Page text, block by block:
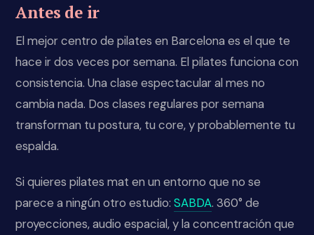
Antes de ir
El mejor centro de pilates en Barcelona es el que te
hace ir dos veces por semana. El pilates funciona con
consistencia. Una clase espectacular al mes no
cambia nada. Dos clases regulares por semana
transforman tu postura, tu core, y probablemente tu
espalda.
Si quieres pilates mat en un entorno que no se
parece a ningún otro estudio: SABDA. 360° de
proyecciones, audio espacial, y la concentración que